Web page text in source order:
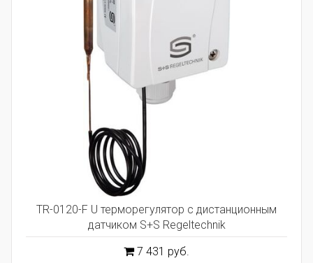
TR-0120-F U терморегулятор с дистанционным
датчиком S+S Regeltechnik
7 431 руб.